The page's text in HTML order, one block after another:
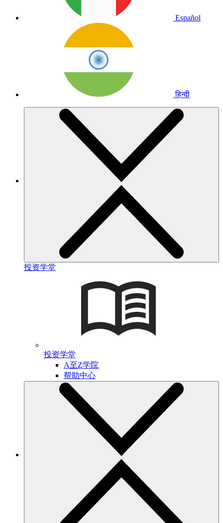
Español
हिन्दी
投资学堂
投资学堂
A至Z学院
帮助中心